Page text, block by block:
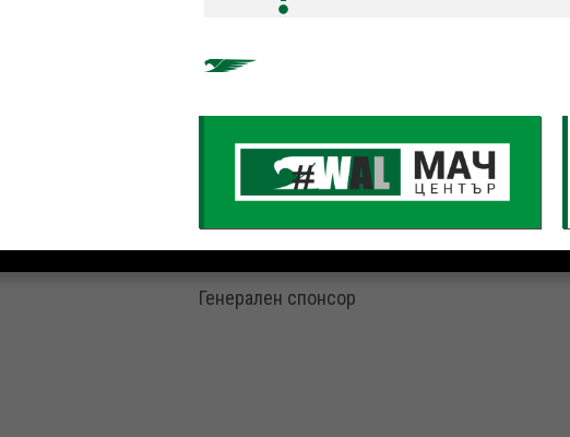
Генерален спонсор